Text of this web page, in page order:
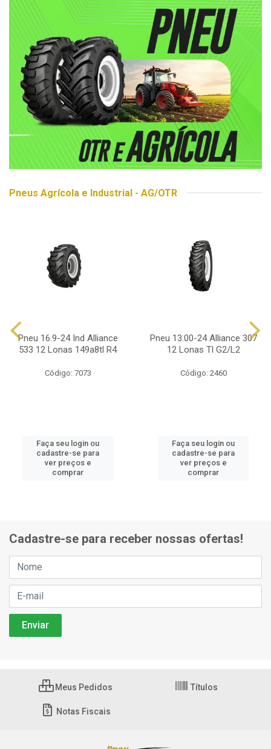
Pneus Agrícola e Industrial - AG/OTR
Pneu 16.9-24 Ind Alliance
533 12 Lonas 149a8tl R4
Código: 7073
Faça seu login ou
cadastre-se para
ver preços e
comprar
Pneu 13.00-24 Alliance 307
12 Lonas Tl G2/L2
Código: 2460
Faça seu login ou
cadastre-se para
ver preços e
comprar
Cadastre-se para receber nossas ofertas!
Meus Pedidos Títulos
Notas Fiscais